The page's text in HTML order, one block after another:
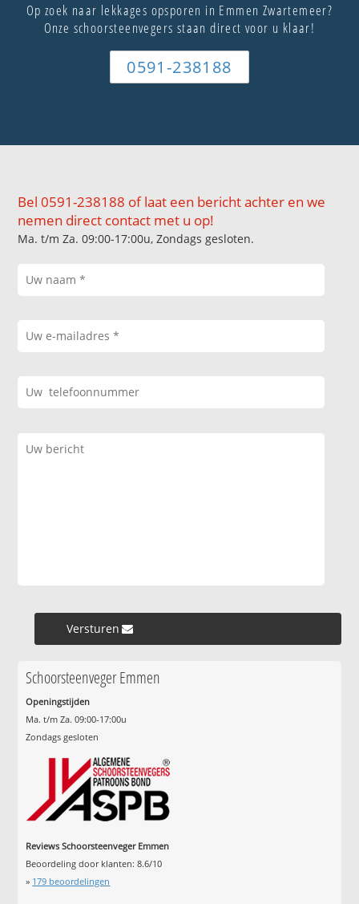
Op zoek naar lekkages opsporen in Emmen Zwartemeer?
Onze schoorsteenvegers staan direct voor u klaar!
0591-238188
Bel 0591-238188 of laat een bericht achter en we
nemen direct contact met u op!
Ma. t/m Za. 09:00-17:00u, Zondags gesloten.
Versturen »
Schoorsteenveger Emmen
Openingstijden
Ma. t/m Za. 09:00-17:00u
Zondags gesloten
Reviews Schoorsteenveger Emmen
Beoordeling door klanten:8.6/10
» 179 beoordelingen